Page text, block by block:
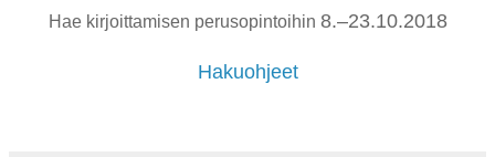
Hae kirjoittamisen perusopintoihin 8.–23.10.2018
Hakuohjeet